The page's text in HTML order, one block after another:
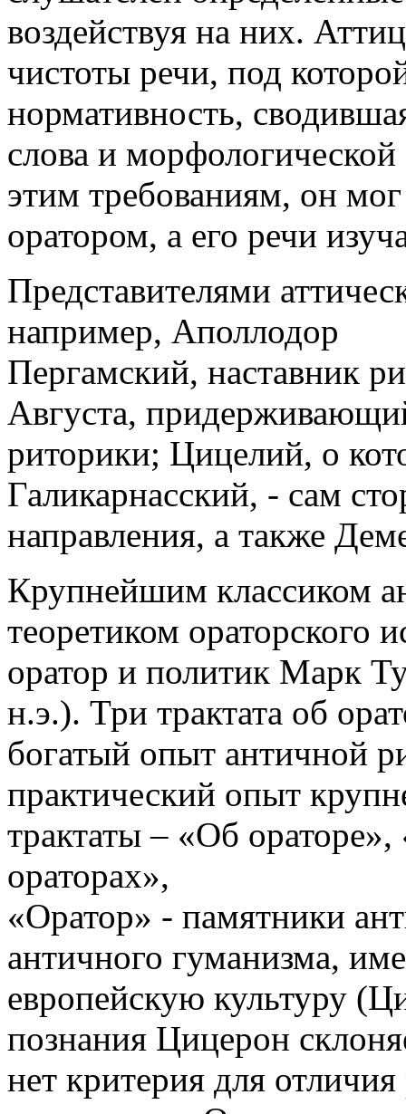
воздействуя на них.
чистоты речи, под
нормативность,
слова и
этим требованиям, он
оратором, а его речи
Представителями
например, Аполлодор
Пергамский, наставник
Августа,
риторики; Цицелий, о
Галикарнасский, - сам
направления, а также
Крупнейшим классиком
теоретиком ораторского
оратор и политик Марк
н.э.). Три трактата об
богатый опыт античной
практический опыт
трактаты – «Об
ораторах»,
«Оратор» - памятники
античного гуманизма,
европейскую культуру
познания Цицерон
нет критерия для